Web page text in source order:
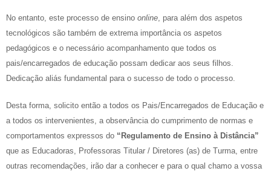
No entanto, este processo de ensino online, para além dos aspetos
tecnológicos são também de extrema importância os aspetos
pedagógicos e o necessário acompanhamento que todos os
pais/encarregados de educação possam dedicar aos seus filhos.
Dedicação aliás fundamental para o sucesso de todo o processo.
Desta forma, solicito então a todos os Pais/Encarregados de Educação e
a todos os intervenientes, a observância do cumprimento de normas e
comportamentos expressos do “Regulamento de Ensino à Distância”
que as Educadoras, Professoras Titular / Diretores (as) de Turma, entre
outras recomendações, irão dar a conhecer e para o qual chamo a vossa